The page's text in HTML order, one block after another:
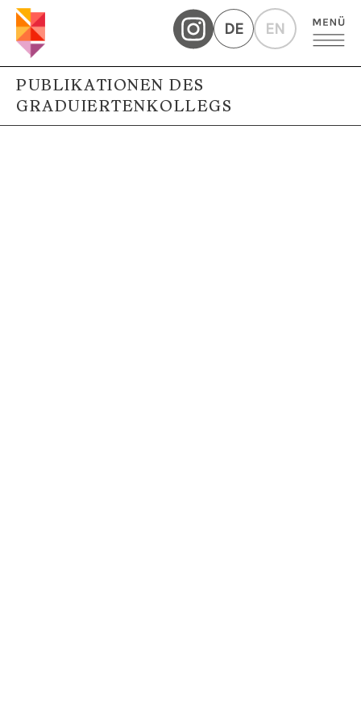
DE EN
PUBLIKATIONEN DES
GRADUIERTENKOLLEGS